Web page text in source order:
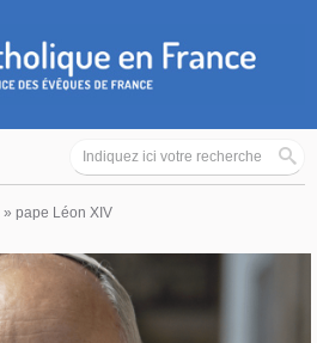
» pape Léon XIV